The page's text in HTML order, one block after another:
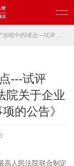
总局 最高人民法院关于企业破产程序中若干税费征管事项的公告》
---试评
院关于企业
的公告》
高人民法院联合制定